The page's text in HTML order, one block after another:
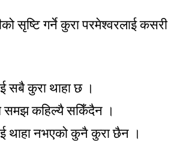
सृष्टि गर्ने कुरा परमेश्वरलाई कसरी
सबै कुरा थाहा छ ।
समझ कहिल्यै सकिँदैन ।
थाहा नभएको कुनै कुरा छैन ।